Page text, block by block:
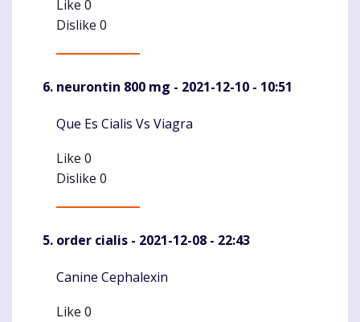
Like 0
Dislike 0
neurontin 800 mg - 2021-12-10 - 10:51
Komentaras
Que Es Cialis Vs Viagra
Like 0
Dislike 0
order cialis - 2021-12-08 - 22:43
Komentaras
Canine Cephalexin
Like 0